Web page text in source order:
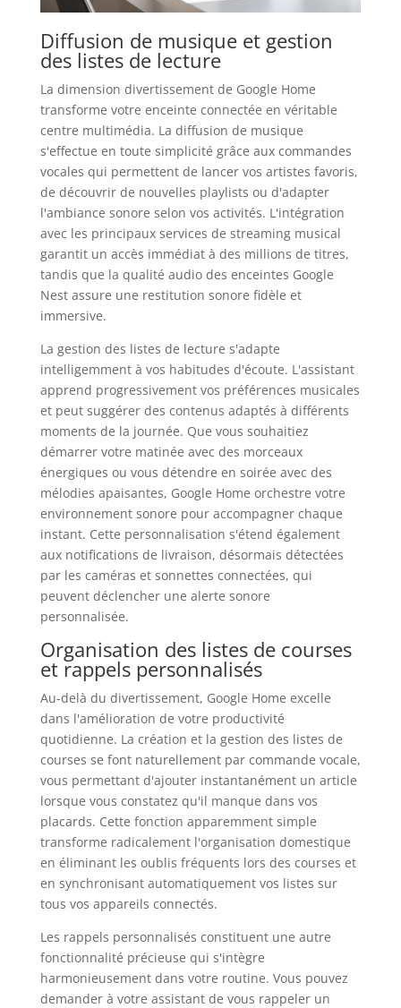
Diffusion de musique et gestion
des listes de lecture
La dimension divertissement de Google Home
transforme votre enceinte connectée en véritable
centre multimédia. La diffusion de musique
s'effectue en toute simplicité grâce aux commandes
vocales qui permettent de lancer vos artistes favoris,
de découvrir de nouvelles playlists ou d'adapter
l'ambiance sonore selon vos activités. L'intégration
avec les principaux services de streaming musical
garantit un accès immédiat à des millions de titres,
tandis que la qualité audio des enceintes Google
Nest assure une restitution sonore fidèle et
immersive.
La gestion des listes de lecture s'adapte
intelligemment à vos habitudes d'écoute. L'assistant
apprend progressivement vos préférences musicales
et peut suggérer des contenus adaptés à différents
moments de la journée. Que vous souhaitiez
démarrer votre matinée avec des morceaux
énergiques ou vous détendre en soirée avec des
mélodies apaisantes, Google Home orchestre votre
environnement sonore pour accompagner chaque
instant. Cette personnalisation s'étend également
aux notifications de livraison, désormais détectées
par les caméras et sonnettes connectées, qui
peuvent déclencher une alerte sonore
personnalisée.
Organisation des listes de courses
et rappels personnalisés
Au-delà du divertissement, Google Home excelle
dans l'amélioration de votre productivité
quotidienne. La création et la gestion des listes de
courses se font naturellement par commande vocale,
vous permettant d'ajouter instantanément un article
lorsque vous constatez qu'il manque dans vos
placards. Cette fonction apparemment simple
transforme radicalement l'organisation domestique
en éliminant les oublis fréquents lors des courses et
en synchronisant automatiquement vos listes sur
tous vos appareils connectés.
Les rappels personnalisés constituent une autre
fonctionnalité précieuse qui s'intègre
harmonieusement dans votre routine. Vous pouvez
demander à votre assistant de vous rappeler un